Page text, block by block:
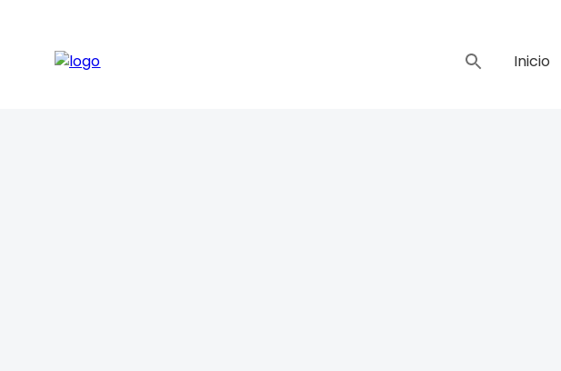
Inicio